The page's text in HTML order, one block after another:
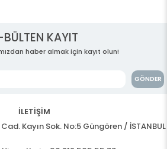
KAYIT
haber almak için kayıt olun!
GÖNDER
İLETİŞİM
Kayın Sok. No:5 Güngören / İSTANBUL